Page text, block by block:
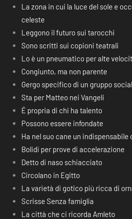
La zona in cui la luce del sole e
celeste
Leggono il futuro sui tarocchi
Sono scritti sui copioni teatrali
Lo è un pneumatico per alte
Congiunto, ma non parente
Gergo specifico di un gruppo
Sta per Matteo nei Vangeli
É propria di chi ha talento
Possono essere infondate
Ha nel suo cane un indispensabile
Bolidi per prove di accelerazione
Detto di naso schiacciato
Circolano in Egitto
La varietà di gotico più ricca di
Scrisse Senza famiglia
La città che ci ricorda Amleto